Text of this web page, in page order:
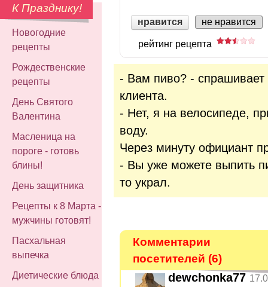
К Празднику!
Новогодние
рецепты
Рождественские
рецепты
День Святого
Валентина
Масленица на
пороге - готовь
блины!
День защитника
Рецепты к 8 Марта -
мужчины готовят!
Пасхальная
выпечка
Диетические блюда
нравится не нравится
рейтинг рецепта
- Вам пиво? - спрашивает
клиента.
- Нет, я на велосипеде,
воду.
Через минуту официант
- Вы уже можете выпить
то украл.
Комментарии
посетителей (6)
dewchonka77